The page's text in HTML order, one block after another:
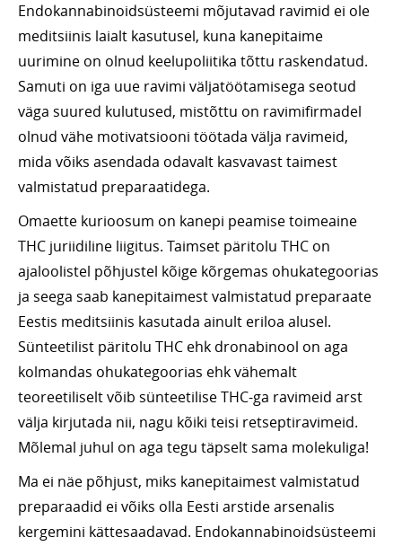
Endokannabinoidsüsteemi mõjutavad ravimid ei ole
meditsiinis laialt kasutusel, kuna kanepitaime
uurimine on olnud keelupoliitika tõttu raskendatud.
Samuti on iga uue ravimi väljatöötamisega seotud
väga suured kulutused, mistõttu on ravimifirmadel
olnud vähe motivatsiooni töötada välja ravimeid,
mida võiks asendada odavalt kasvavast taimest
valmistatud preparaatidega.
Omaette kurioosum on kanepi peamise toimeaine
THC juriidiline liigitus. Taimset päritolu THC on
ajaloolistel põhjustel kõige kõrgemas ohukategoorias
ja seega saab kanepitaimest valmistatud preparaate
Eestis meditsiinis kasutada ainult eriloa alusel.
Sünteetilist päritolu THC ehk dronabinool on aga
kolmandas ohukategoorias ehk vähemalt
teoreetiliselt võib sünteetilise THC-ga ravimeid arst
välja kirjutada nii, nagu kõiki teisi retseptiravimeid.
Mõlemal juhul on aga tegu täpselt sama molekuliga!
Ma ei näe põhjust, miks kanepitaimest valmistatud
preparaadid ei võiks olla Eesti arstide arsenalis
kergemini kättesaadavad. Endokannabinoidsüsteemi